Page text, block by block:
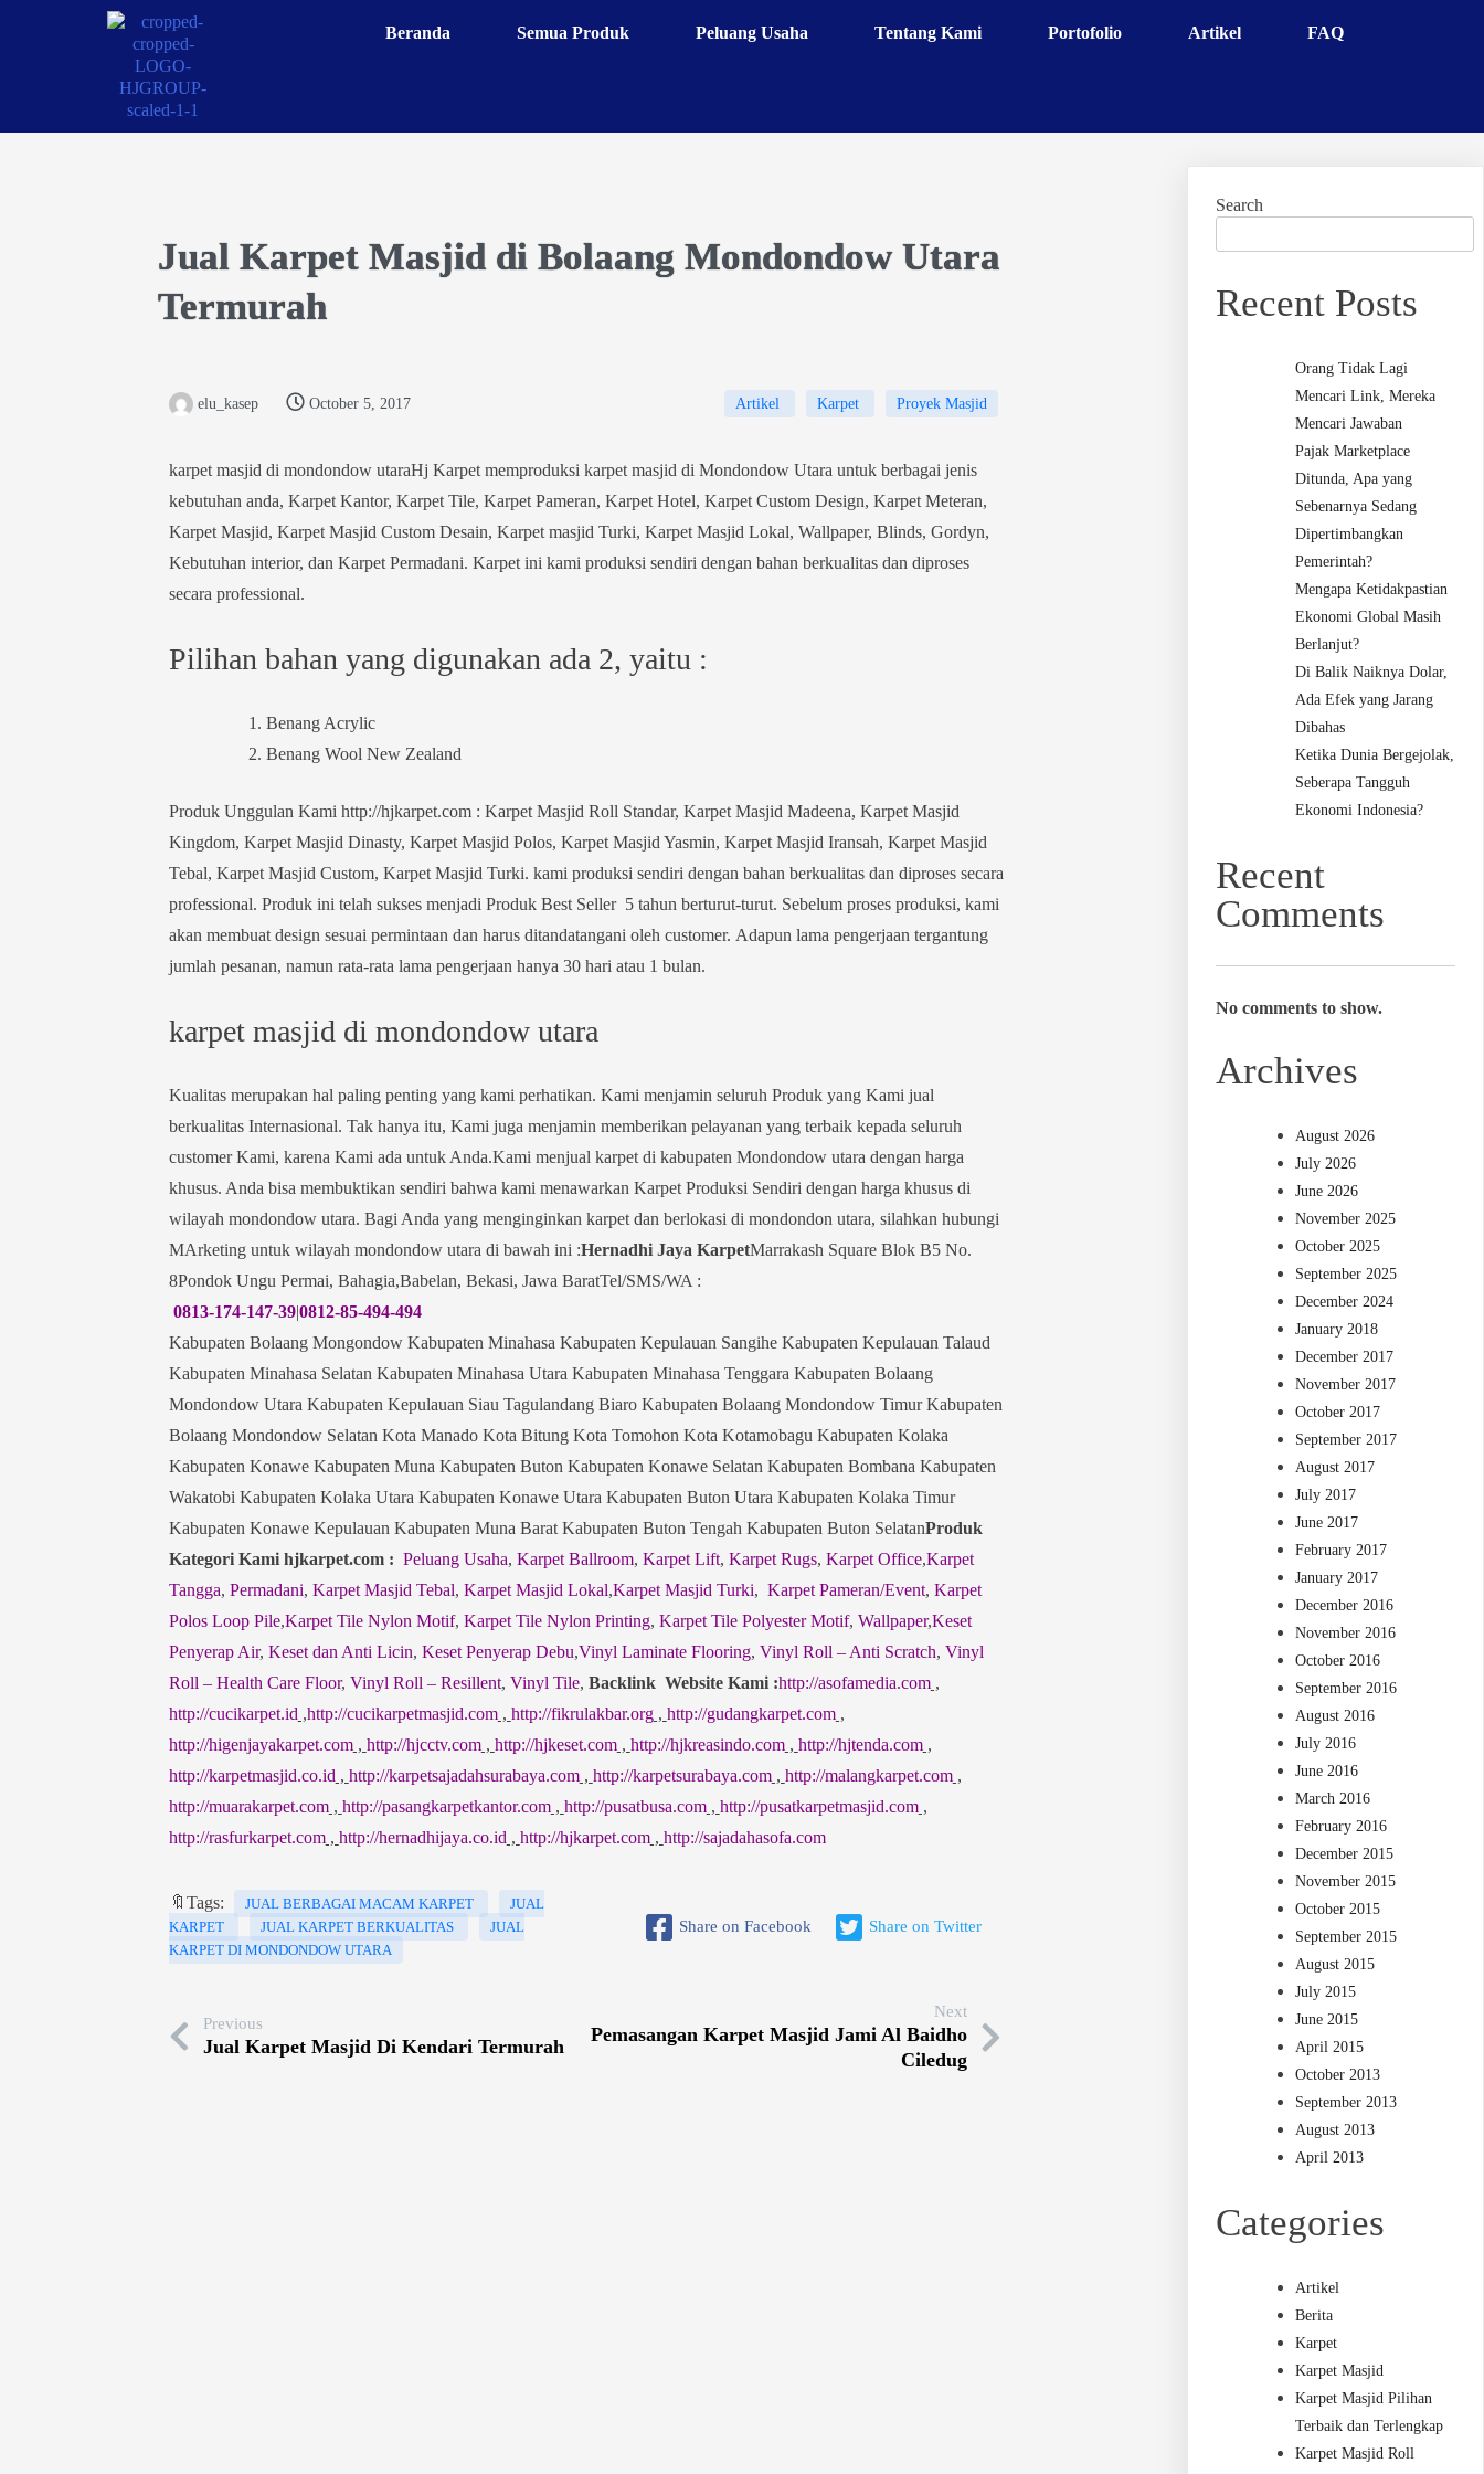
Beranda Semua Produk Peluang Usaha Tentang Kami Portofolio Artikel FAQ
Jual Karpet Masjid di Bolaang Mondondow Utara
Termurah
elu_kasep October 5, 2017 Artikel Karpet Proyek Masjid
karpet masjid di mondondow utaraHj Karpet memproduksi karpet masjid di Mondondow Utara untuk berbagai jenis
kebutuhan anda, Karpet Kantor, Karpet Tile, Karpet Pameran, Karpet Hotel, Karpet Custom Design, Karpet Meteran,
Karpet Masjid, Karpet Masjid Custom Desain, Karpet masjid Turki, Karpet Masjid Lokal, Wallpaper, Blinds, Gordyn,
Kebutuhan interior, dan Karpet Permadani. Karpet ini kami produksi sendiri dengan bahan berkualitas dan diproses
secara professional.
Pilihan bahan yang digunakan ada 2, yaitu :
Benang Acrylic
Benang Wool New Zealand
Produk Unggulan Kami http://hjkarpet.com : Karpet Masjid Roll Standar, Karpet Masjid Madeena, Karpet Masjid
Kingdom, Karpet Masjid Dinasty, Karpet Masjid Polos, Karpet Masjid Yasmin, Karpet Masjid Iransah, Karpet Masjid
Tebal, Karpet Masjid Custom, Karpet Masjid Turki. kami produksi sendiri dengan bahan berkualitas dan diproses secara
professional. Produk ini telah sukses menjadi Produk Best Seller 5 tahun berturut-turut. Sebelum proses produksi, kami
akan membuat design sesuai permintaan dan harus ditandatangani oleh customer. Adapun lama pengerjaan tergantung
jumlah pesanan, namun rata-rata lama pengerjaan hanya 30 hari atau 1 bulan.
karpet masjid di mondondow utara
Kualitas merupakan hal paling penting yang kami perhatikan. Kami menjamin seluruh Produk yang Kami jual
berkualitas Internasional. Tak hanya itu, Kami juga menjamin memberikan pelayanan yang terbaik kepada seluruh
customer Kami, karena Kami ada untuk Anda.Kami menjual karpet di kabupaten Mondondow utara dengan harga
khusus. Anda bisa membuktikan sendiri bahwa kami menawarkan Karpet Produksi Sendiri dengan harga khusus di
wilayah mondondow utara. Bagi Anda yang menginginkan karpet dan berlokasi di mondondon utara, silahkan hubungi
MArketing untuk wilayah mondondow utara di bawah ini :Hernadhi Jaya KarpetMarrakash Square Blok B5 No.
8Pondok Ungu Permai, Bahagia,Babelan, Bekasi, Jawa BaratTel/SMS/WA :
0813-174-147-39|0812-85-494-494
Kabupaten Bolaang Mongondow Kabupaten Minahasa Kabupaten Kepulauan Sangihe Kabupaten Kepulauan Talaud
Kabupaten Minahasa Selatan Kabupaten Minahasa Utara Kabupaten Minahasa Tenggara Kabupaten Bolaang
Mondondow Utara Kabupaten Kepulauan Siau Tagulandang Biaro Kabupaten Bolaang Mondondow Timur Kabupaten
Bolaang Mondondow Selatan Kota Manado Kota Bitung Kota Tomohon Kota Kotamobagu Kabupaten Kolaka
Kabupaten Konawe Kabupaten Muna Kabupaten Buton Kabupaten Konawe Selatan Kabupaten Bombana Kabupaten
Wakatobi Kabupaten Kolaka Utara Kabupaten Konawe Utara Kabupaten Buton Utara Kabupaten Kolaka Timur
Kabupaten Konawe Kepulauan Kabupaten Muna Barat Kabupaten Buton Tengah Kabupaten Buton SelatanProduk
Kategori Kami hjkarpet.com : Peluang Usaha, Karpet Ballroom, Karpet Lift, Karpet Rugs, Karpet Office,Karpet
Tangga, Permadani, Karpet Masjid Tebal, Karpet Masjid Lokal,Karpet Masjid Turki, Karpet Pameran/Event, Karpet
Polos Loop Pile,Karpet Tile Nylon Motif, Karpet Tile Nylon Printing, Karpet Tile Polyester Motif, Wallpaper,Keset
Penyerap Air, Keset dan Anti Licin, Keset Penyerap Debu,Vinyl Laminate Flooring, Vinyl Roll – Anti Scratch, Vinyl
Roll – Health Care Floor, Vinyl Roll – Resillent, Vinyl Tile, Backlink Website Kami :http://asofamedia.com,
http://cucikarpet.id ,http://cucikarpetmasjid.com, http://fikrulakbar.org, http://gudangkarpet.com,
http://higenjayakarpet.com, http://hjcctv.com, http://hjkeset.com, http://hjkreasindo.com, http://hjtenda.com,
http://karpetmasjid.co.id , http://karpetsajadahsurabaya.com, http://karpetsurabaya.com, http://malangkarpet.com,
http://muarakarpet.com, http://pasangkarpetkantor.com, http://pusatbusa.com, http://pusatkarpetmasjid.com,
http://rasfurkarpet.com, http://hernadhijaya.co.id , http://hjkarpet.com, http://sajadahasofa.com
🔖Tags: JUAL BERBAGAI MACAM KARPET
JUAL
KARPET
JUAL KARPET BERKUALITAS
JUAL
KARPET DI MONDONDOW UTARA
Share on Facebook Share on Twitter
Previous
Jual Karpet Masjid Di Kendari Termurah
Next
Pemasangan Karpet Masjid Jami Al Baidho
Ciledug
Search
Recent Posts
Orang Tidak Lagi
Mencari Link, Mereka
Mencari Jawaban
Pajak Marketplace
Ditunda, Apa yang
Sebenarnya Sedang
Dipertimbangkan
Pemerintah?
Mengapa Ketidakpastian
Ekonomi Global Masih
Berlanjut?
Di Balik Naiknya Dolar,
Ada Efek yang Jarang
Dibahas
Ketika Dunia Bergejolak,
Seberapa Tangguh
Ekonomi Indonesia?
Recent
Comments
No comments to show.
Archives
August 2026
July 2026
June 2026
November 2025
October 2025
September 2025
December 2024
January 2018
December 2017
November 2017
October 2017
September 2017
August 2017
July 2017
June 2017
February 2017
January 2017
December 2016
November 2016
October 2016
September 2016
August 2016
July 2016
June 2016
March 2016
February 2016
December 2015
November 2015
October 2015
September 2015
August 2015
July 2015
June 2015
April 2015
October 2013
September 2013
August 2013
April 2013
Categories
Artikel
Berita
Karpet
Karpet Masjid
Karpet Masjid Pilihan
Terbaik dan Terlengkap
Karpet Masjid Roll